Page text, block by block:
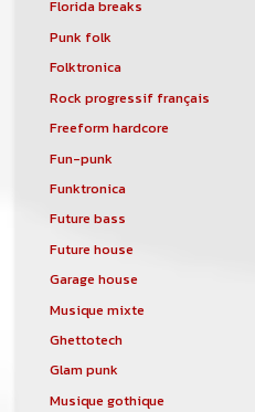
Florida breaks
Punk folk
Folktronica
Rock progressif français
Freeform hardcore
Fun-punk
Funktronica
Future bass
Future house
Garage house
Musique mixte
Ghettotech
Glam punk
Musique gothique